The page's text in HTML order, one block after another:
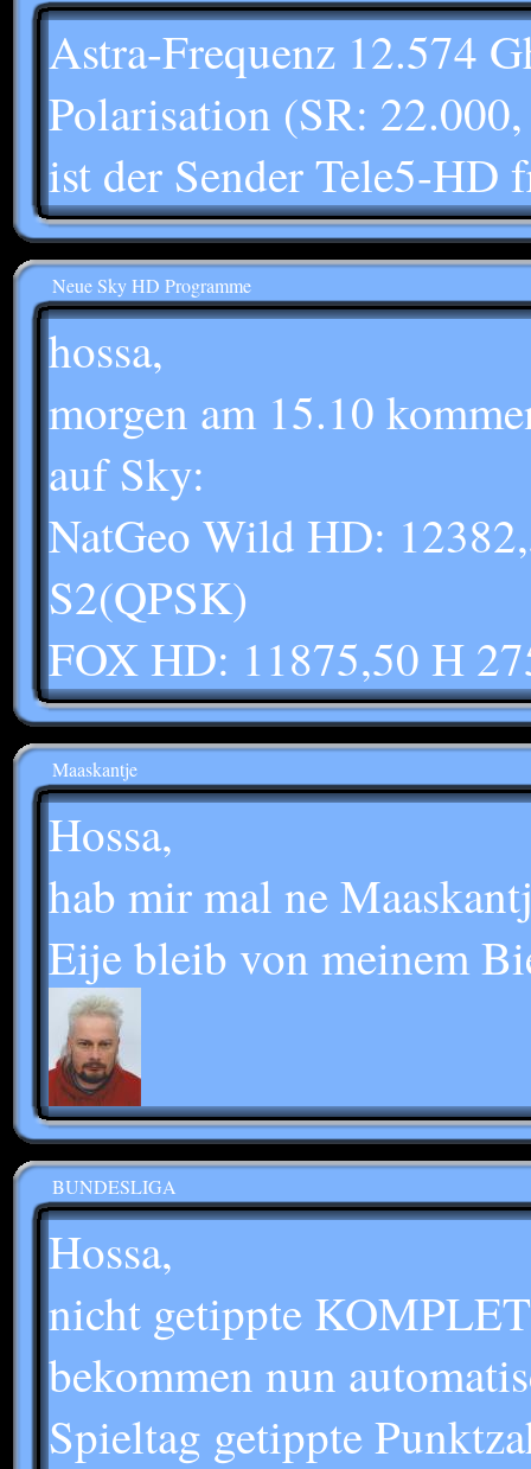
Astra-Frequenz 12.574
Polarisation (SR:
ist der Sender Tele5-HD
Neue Sky HD Programme
hossa,
morgen am 15.10
auf Sky:
NatGeo Wild HD:
S2(QPSK)
FOX HD: 11875,50 H
Maaskantje
Hossa,
hab mir mal ne
Eije bleib von meinem
BUNDESLIGA
Hossa,
nicht getippte
bekommen nun
Spieltag getippte